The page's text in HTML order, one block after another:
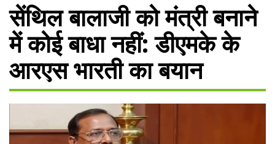
सेंथिल बालाजी को मंत्री बनाने
में कोई बाधा नहीं: डीएमके के
आरएस भारती का बयान